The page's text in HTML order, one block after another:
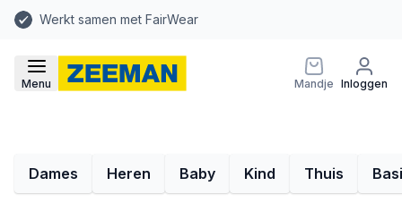
Werkt samen met FairWear
Menu Mandje Inloggen
Dames Heren Baby Kind Thuis